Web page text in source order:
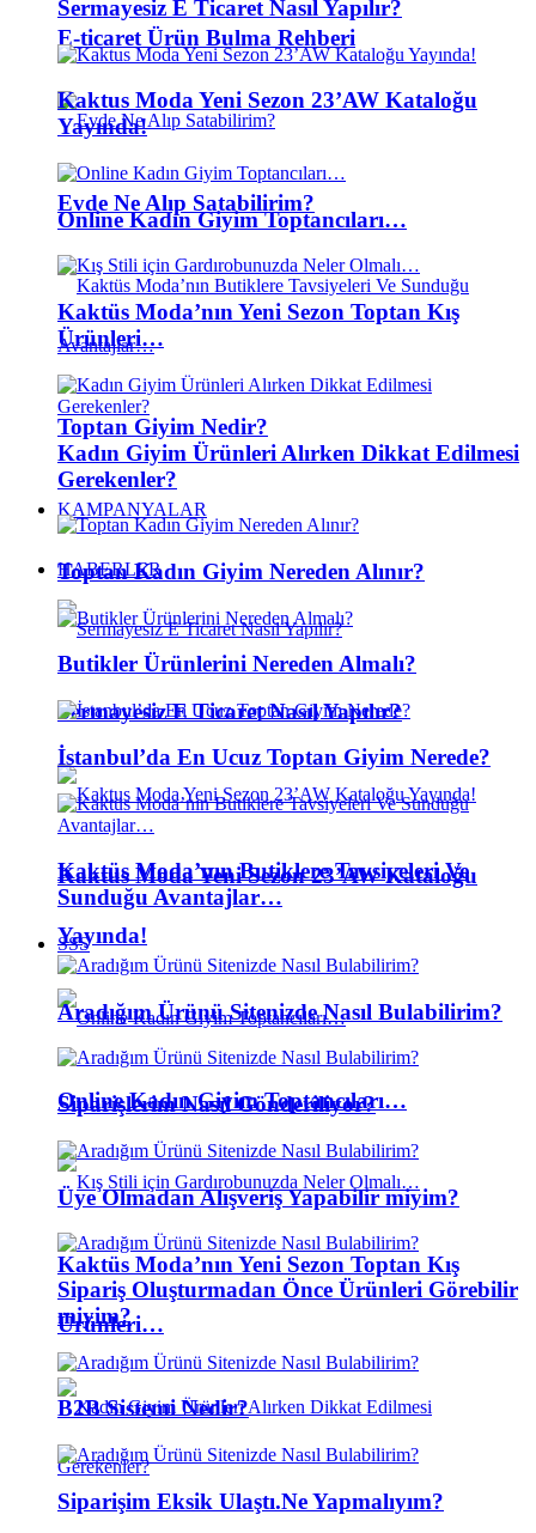
E-ticaret Ürün Bulma Rehberi
Evde Ne Alıp Satabilirim?
Toptan Giyim Nedir?
KAMPANYALAR
HABERLER
Sermayesiz E Ticaret Nasıl Yapılır?
Kaktus Moda Yeni Sezon 23’AW Kataloğu
Yayında!
Online Kadın Giyim Toptancıları…
Kaktüs Moda’nın Yeni Sezon Toptan Kış
Ürünleri…
Sermayesiz E Ticaret Nasıl Yapılır?
Kaktus Moda Yeni Sezon 23’AW Kataloğu
Yayında!
Online Kadın Giyim Toptancıları…
Kaktüs Moda’nın Yeni Sezon Toptan Kış
Ürünleri…
Kadın Giyim Ürünleri Alırken Dikkat Edilmesi
Gerekenler?
Toptan Kadın Giyim Nereden Alınır?
Butikler Ürünlerini Nereden Almalı?
İstanbul’da En Ucuz Toptan Giyim Nerede?
Kaktüs Moda’nın Butiklere Tavsiyeleri Ve
Sunduğu Avantajlar…
SSS
Aradığım Ürünü Sitenizde Nasıl Bulabilirim?
Siparişlerim Nasıl Gönderiliyor?
Üye Olmadan Alışveriş Yapabilir miyim?
Sipariş Oluşturmadan Önce Ürünleri Görebilir
miyim?
B2B Sistemi Nedir?
Siparişim Eksik Ulaştı.Ne Yapmalıyım?